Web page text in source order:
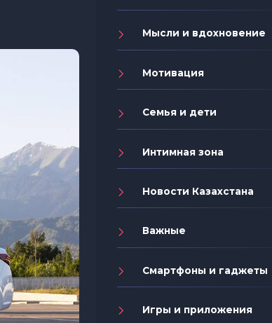
Мысли и вдохновение
Мотивация
Семья и дети
Интимная зона
Новости Казахстана
Важные
Смартфоны и гаджеты
Игры и приложения